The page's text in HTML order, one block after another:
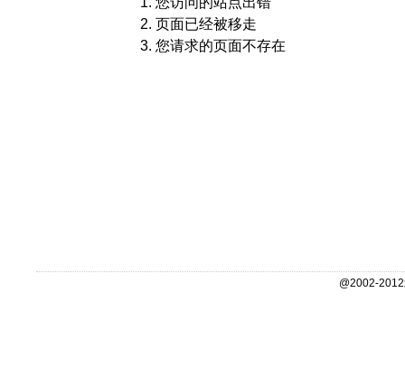
页面已经被移走
您请求的页面不存在
@2002-